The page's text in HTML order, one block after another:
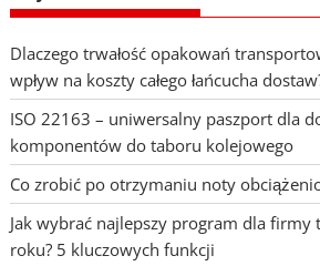
Dlaczego trwałość opakowań
wpływ na koszty całego łańcucha
ISO 22163 – uniwersalny paszport dla
komponentów do taboru kolejowego
Co zrobić po otrzymaniu noty
Jak wybrać najlepszy program dla
roku? 5 kluczowych funkcji